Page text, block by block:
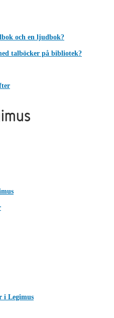
och en ljudbok?
talböcker på bibliotek?
i Legimus